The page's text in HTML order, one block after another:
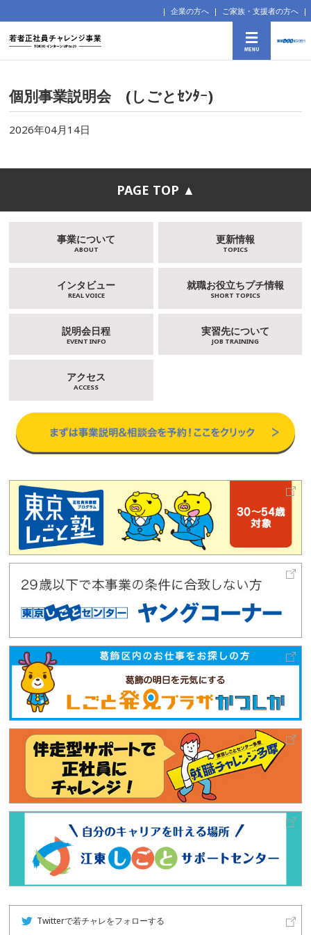
企業の方へ ご家族・支援者の方へ
個別事業説明会 (しごとｾﾝﾀｰ)
2026年04月14日
PAGE TOP ▲
事業について
ABOUT
更新情報
TOPICS
インタビュー
REAL VOICE
就職お役立ちプチ情報
SHORT TOPICS
説明会日程
EVENT INFO
実習先について
JOB TRAINING
アクセス
ACCESS
Twitterで若チャレをフォローする